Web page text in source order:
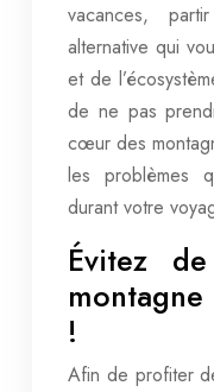
vacances,
alternative qui
et de
de ne pas
cœur des
les problèmes
durant votre
Évitez
!
Afin de profiter